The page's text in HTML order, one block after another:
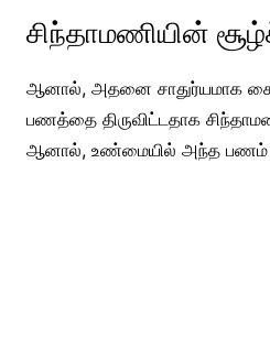
சிந்தாமணியின்
ஆனால், அதனை சாதுர்யமாக
பணத்தை திருவிட்டதாக
ஆனால், உண்மையில் அந்த பணம்